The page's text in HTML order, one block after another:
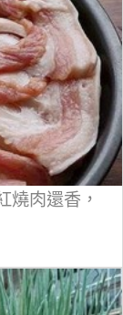
燒肉還香，